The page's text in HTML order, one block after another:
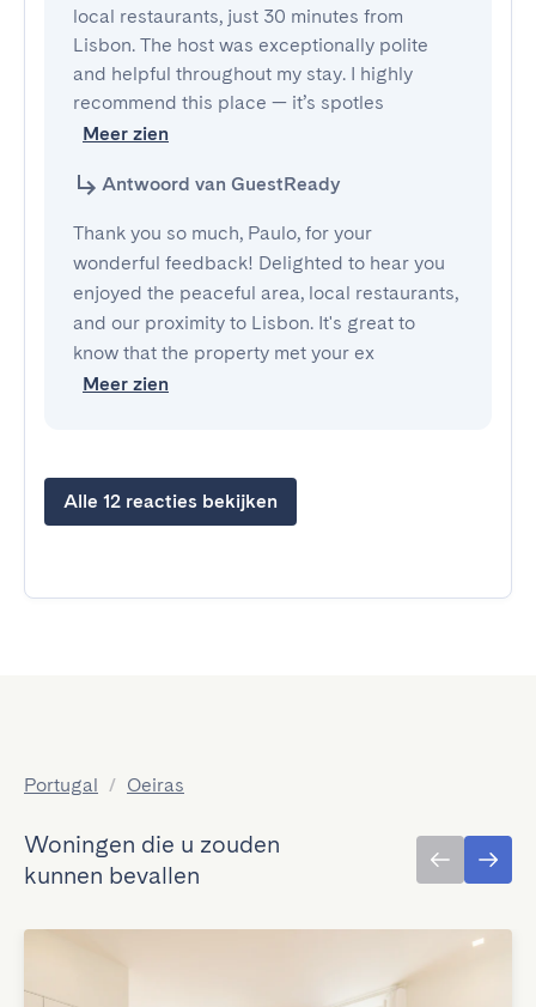
local restaurants, just 30 minutes from
Lisbon. The host was exceptionally polite
and helpful throughout my stay. I highly
recommend this place — it’s spotles
Meer zien
Antwoord van GuestReady
Thank you so much, Paulo, for your
wonderful feedback! Delighted to hear you
enjoyed the peaceful area, local restaurants,
and our proximity to Lisbon. It's great to
know that the property met your ex
Meer zien
Alle 12 reacties bekijken
Portugal / Oeiras
Woningen die u zouden
kunnen bevallen